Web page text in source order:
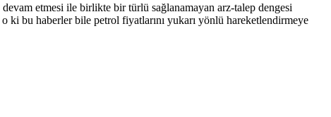
etmesi ile birlikte bir türlü sağlanamayan arz-talep dengesi
ki bu haberler bile petrol fiyatlarını yukarı yönlü hareketlendirmeye